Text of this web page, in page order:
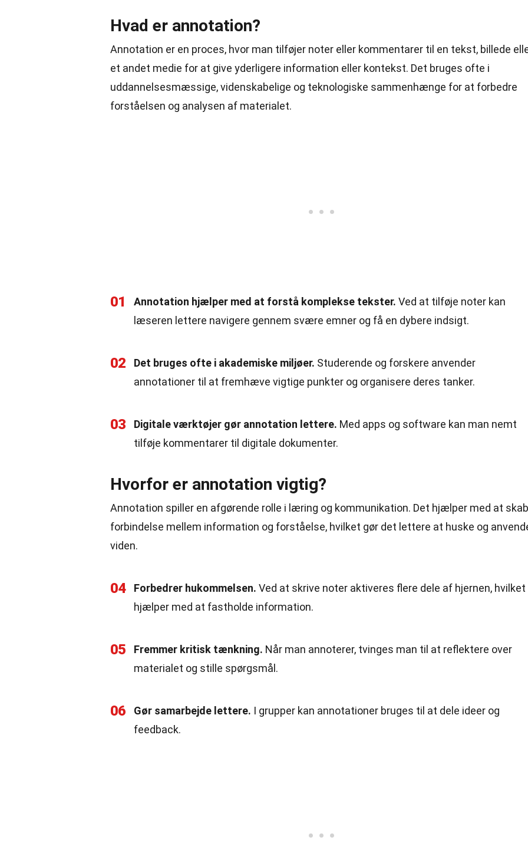
Hvad er annotation?
Annotation er en proces, hvor man tilføjer noter eller kommentarer til en tekst, billede
et andet medie for at give yderligere information eller kontekst. Det bruges ofte i
uddannelsesmæssige, videnskabelige og teknologiske sammenhænge for at forbedre
forståelsen og analysen af materialet.
01 Annotation hjælper med at forstå komplekse tekster. Ved at tilføje noter kan
læseren lettere navigere gennem svære emner og få en dybere indsigt.
02 Det bruges ofte i akademiske miljøer. Studerende og forskere anvender
annotationer til at fremhæve vigtige punkter og organisere deres tanker.
03 Digitale værktøjer gør annotation lettere. Med apps og software kan man nemt
tilføje kommentarer til digitale dokumenter.
Hvorfor er annotation vigtig?
Annotation spiller en afgørende rolle i læring og kommunikation. Det hjælper med at
forbindelse mellem information og forståelse, hvilket gør det lettere at huske og
viden.
04 Forbedrer hukommelsen. Ved at skrive noter aktiveres flere dele af hjernen, hvilket
hjælper med at fastholde information.
05 Fremmer kritisk tænkning. Når man annoterer, tvinges man til at reflektere over
materialet og stille spørgsmål.
06 Gør samarbejde lettere. I grupper kan annotationer bruges til at dele ideer og
feedback.